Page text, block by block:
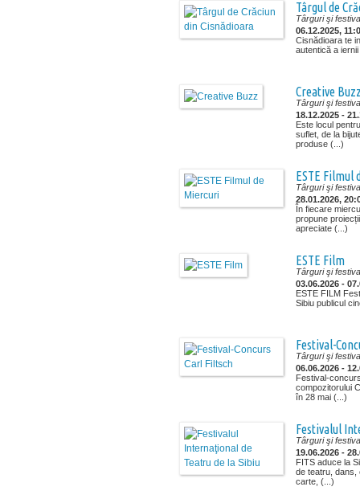
Târgul de
Târguri şi
06.12.2025,
Cisnădioara te
autentică a
Creative
Târguri şi
18.12.2025 -
Este locul
suflet, de la
produse (...)
ESTE Filmul
Târguri şi
28.01.2026,
În fiecare
propune
apreciate (...)
ESTE Film
Târguri şi
03.06.2026 -
ESTE FILM
Sibiu publicul
Festival-
Târguri şi
06.06.2026 -
Festival-
compozitorului
în 28 mai (...)
Festivalul
Târguri şi
19.06.2026 -
FITS aduce la
de teatru, dans,
carte, (...)